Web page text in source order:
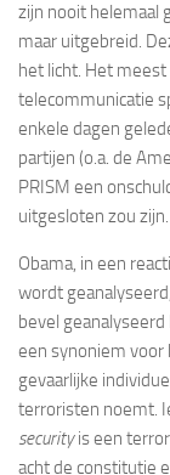
zijn nooit helemaal
maar uitgebreid.
het licht. Het
telecommunicatie
enkele dagen
partijen (o.a. de
PRISM een
uitgesloten zou zijn.
Obama, in een
wordt
bevel
een synoniem
gevaarlijke
terroristen noemt.
securityis een
acht de constitutie